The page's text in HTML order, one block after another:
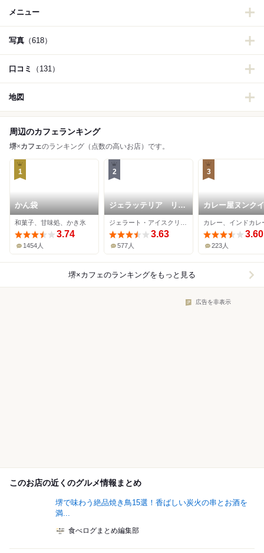
メニュー
写真 （618）
口コミ （131）
地図
周辺のカフェランキング
堺×カフェのランキング（点数の高いお店）です。
1
かん袋
和菓子、甘味処、かき氷
3.74
1454人
2
ジェラッテリア リカ
リカ
3.63
577人
3
カレー屋ヌンクイ
3.60
223人
堺×カフェのランキングをもっと見る
広告を非表示
このお店の近くのグルメ情報まとめ
堺で味わう絶品焼き鳥15選！香ばしい炭火の串とお酒を
満...
食べログまとめ編集部